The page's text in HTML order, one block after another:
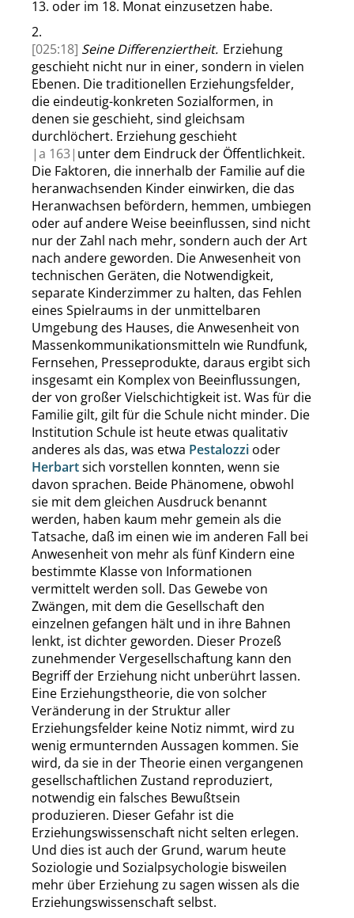
13. oder im 18. Monat einzusetzen habe.
2.
[025:18] Seine Differenziertheit. Erziehung
geschieht nicht nur in einer, sondern in vielen
Ebenen. Die traditionellen Erziehungsfelder,
die eindeutig-konkreten Sozialformen, in
denen sie geschieht, sind gleichsam
durchlöchert. Erziehung geschieht
|a 163| unter dem Eindruck der Öffentlichkeit.
Die Faktoren, die innerhalb der Familie auf die
heranwachsenden Kinder einwirken, die das
Heranwachsen befördern, hemmen, umbiegen
oder auf andere Weise beeinflussen, sind nicht
nur der Zahl nach mehr, sondern auch der Art
nach andere geworden. Die Anwesenheit von
technischen Geräten, die Notwendigkeit,
separate Kinderzimmer zu halten, das Fehlen
eines Spielraums in der unmittelbaren
Umgebung des Hauses, die Anwesenheit von
Massenkommunikationsmitteln wie Rundfunk,
Fernsehen, Presseprodukte, daraus ergibt sich
insgesamt ein Komplex von Beeinflussungen,
der von großer Vielschichtigkeit ist. Was für die
Familie gilt, gilt für die Schule nicht minder. Die
Institution Schule ist heute etwas qualitativ
anderes als das, was etwa Pestalozzi oder
Herbartsich vorstellen konnten, wenn sie
davon sprachen. Beide Phänomene, obwohl
sie mit dem gleichen Ausdruck benannt
werden, haben kaum mehr gemein als die
Tatsache, daß im einen wie im anderen Fall bei
Anwesenheit von mehr als fünf Kindern eine
bestimmte Klasse von Informationen
vermittelt werden soll. Das Gewebe von
Zwängen, mit dem die Gesellschaft den
einzelnen gefangen hält und in ihre Bahnen
lenkt, ist dichter geworden. Dieser Prozeß
zunehmender Vergesellschaftung kann den
Begriff der Erziehung nicht unberührt lassen.
Eine Erziehungstheorie, die von solcher
Veränderung in der Struktur aller
Erziehungsfelder keine Notiz nimmt, wird zu
wenig ermunternden Aussagen kommen. Sie
wird, da sie in der Theorie einen vergangenen
gesellschaftlichen Zustand reproduziert,
notwendig ein falsches Bewußtsein
produzieren. Dieser Gefahr ist die
Erziehungswissenschaft nicht selten erlegen.
Und dies ist auch der Grund, warum heute
Soziologie und Sozialpsychologie bisweilen
mehr über Erziehung zu sagen wissen als die
Erziehungswissenschaft selbst.